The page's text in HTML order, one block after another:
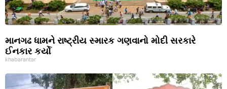
માનગઢ ધામને રાષ્ટ્રીય સ્મારક ગણવાનો મોદી સરકારે
ઈનકાર કર્યો
khabarantar